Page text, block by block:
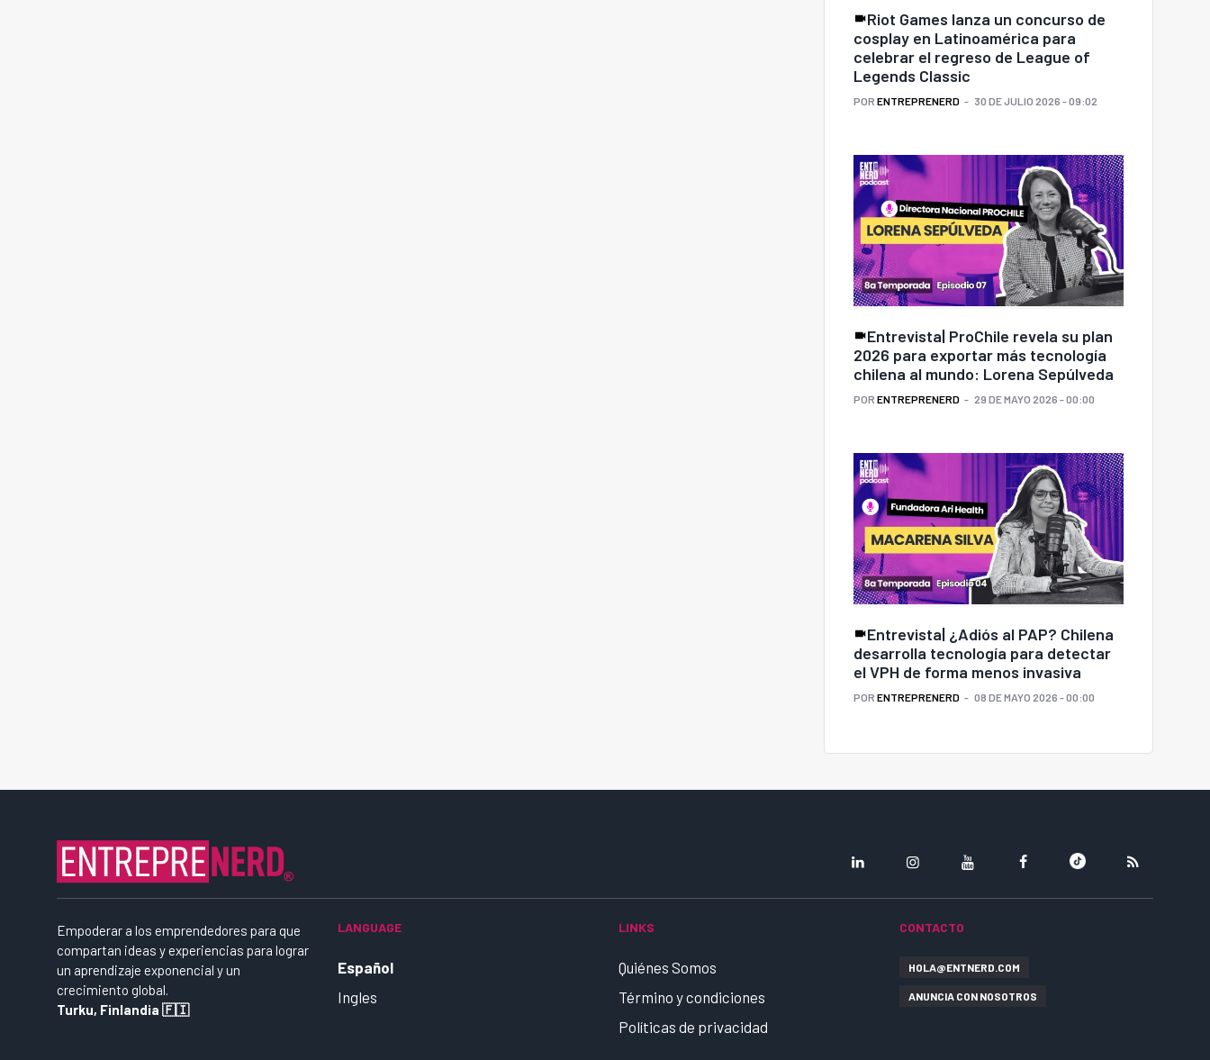
Riot Games lanza un concurso de
cosplay en Latinoamérica para
celebrar el regreso de League of
Legends Classic
POR ENTREPRENERD 30 DE JULIO 2026 - 09:02
Entrevista| ProChile revela su plan
2026 para exportar más tecnología
chilena al mundo: Lorena Sepúlveda
POR ENTREPRENERD 29 DE MAYO 2026 - 00:00
Entrevista| ¿Adiós al PAP? Chilena
desarrolla tecnología para detectar
el VPH de forma menos invasiva
POR ENTREPRENERD 08 DE MAYO 2026 - 00:00
Empoderar a los emprendedores para que
compartan ideas y experiencias para lograr
un aprendizaje exponencial y un
crecimiento global.
Turku, Finlandia 🇫🇮
LANGUAGE
Español
Ingles
LINKS
Quiénes Somos
Término y condiciones
Políticas de privacidad
CONTACTO
HOLA@ENTNERD.COM
ANUNCIA CON NOSOTROS